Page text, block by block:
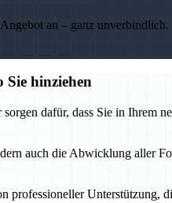
an – ganz unverbindlich.
Sie hinziehen
dafür, dass Sie in Ihrem
auch die Abwicklung aller